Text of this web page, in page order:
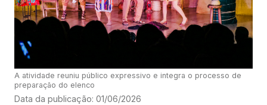
A atividade reuniu público expressivo e integra o processo de
preparação do elenco
Data da publicação: 01/06/2026